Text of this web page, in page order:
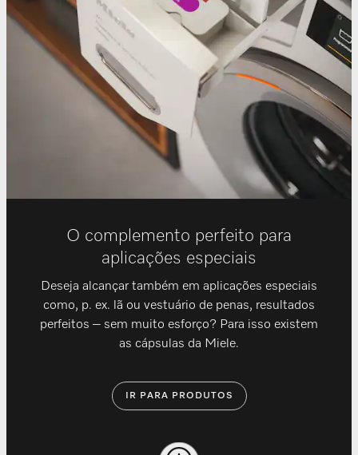
O complemento perfeito para
aplicações especiais
Deseja alcançar também em aplicações especiais
como, p. ex. lã ou vestuário de penas, resultados
perfeitos – sem muito esforço? Para isso existem
as cápsulas da Miele.
IR PARA PRODUTOS